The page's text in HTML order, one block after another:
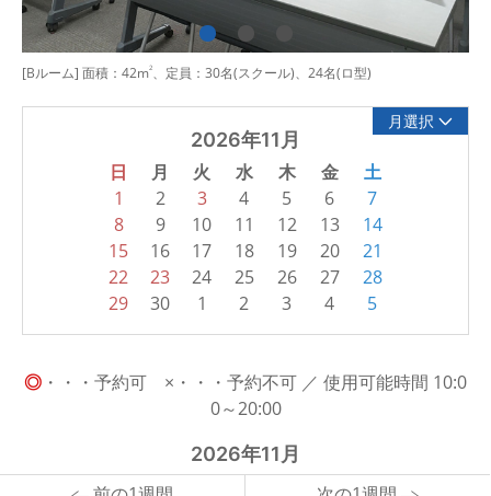
[Bルーム] 面積：42m2、定員：30名(スクール)、24名(ロ型)
月選択
2026年11月
日 月 火 水 木 金 土
1 2 3 4 5 6
7
8
9 10 11 12 13
14
15
16 17 18 19 20
21
22
23 24 25 26 27
28
29
30 1 2 3 4 5
◎ ・・・予約可 ×・・・予約不可 ／ 使用可能時間 10:0
0～20:00
2026年11月